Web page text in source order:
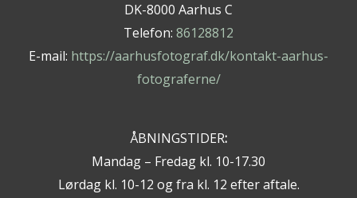
DK-8000 Aarhus C
Telefon: 86128812
E-mail: https://aarhusfotograf.dk/kontakt-aarhus-
fotograferne/
ÅBNINGSTIDER:
Mandag – Fredag kl. 10-17.30
Lørdag kl. 10-12 og fra kl. 12 efter aftale.